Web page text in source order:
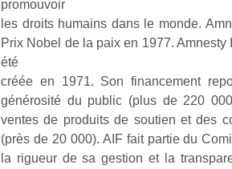
promouvoir
les droits humains dans le monde.
Prix Nobel de la paix en 1977.
été
créée en 1971. Son financement
générosité du public (plus de 220
ventes de produits de soutien et des
(près de 20 000). AIF fait partie du
la rigueur de sa gestion et la
souvent
d’énergie.
Varier les
n’est pas
toujours
simple.
Conjuguer
divertissement,
activité
retour des
jours, c’est
rêvée
pour les
enfants
de…